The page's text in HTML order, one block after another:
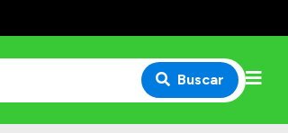
Buscar